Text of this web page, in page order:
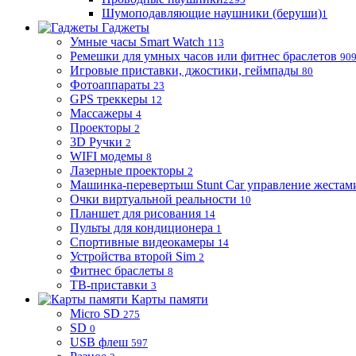
Шумоподавляющие наушники (беруши)1
Гаджеты
Умные часы Smart Watch 113
Ремешки для умных часов или фитнес браслетов 909
Игровые приставки, джостики, геймпады 80
Фотоаппараты 23
GPS треккеры 12
Массажеры 4
Проекторы 2
3D Ручки 2
WIFI модемы 8
Лазерные проекторы 2
Машинка-перевертыш Stunt Car управление
Очки виртуальной реальности 10
Планшет для рисования 14
Пульты для кондиционера 1
Спортивные видеокамеры 14
Устройства второй Sim 2
Фитнес браслеты 8
ТВ-приставки 3
Карты памяти
Micro SD 275
SD 0
USB флеш 597